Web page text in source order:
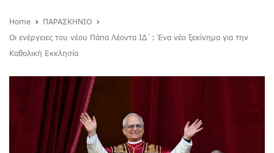
Home
ΠΑΡΑΣΚΗΝΙΟ
Οι ενέργειες του νέου Πάπα Λέοντα ΙΔ΄: Ένα νέο ξεκίνημα για την
Καθολική Εκκλησία